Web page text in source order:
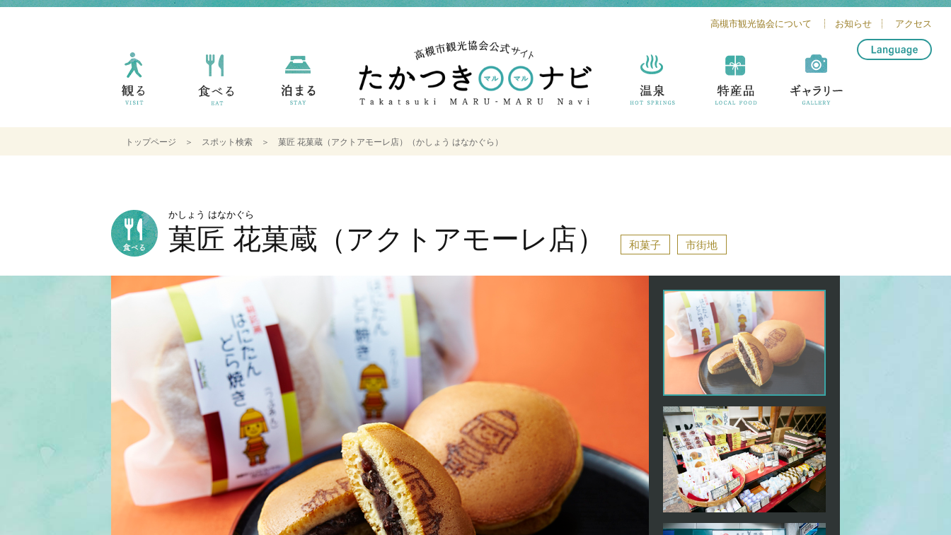
高槻市観光協会について お知らせ アクセス
トップページ ＞ スポット検索 ＞ 菓匠 花菓蔵（アクトアモーレ店）（かしょう はなかぐら）
かしょう はなかぐら
菓匠 花菓蔵（アクトアモーレ店） 和菓子 市街地